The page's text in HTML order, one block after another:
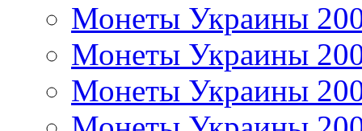
Монеты Украины
Монеты Украины
Монеты Украины